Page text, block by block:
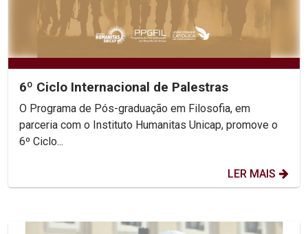
6º Ciclo Internacional de Palestras
O Programa de Pós-graduação em Filosofia, em
parceria com o Instituto Humanitas Unicap, promove o
6º Ciclo...
LER MAIS